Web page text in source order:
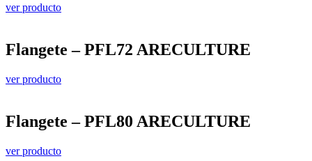
ver producto
Flangete – PFL72 ARECULTURE
ver producto
Flangete – PFL80 ARECULTURE
ver producto